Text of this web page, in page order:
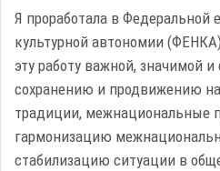
Я проработала в Федеральной
культурной автономии
эту работу важной, значимой
сохранению и продвижению
традиции, межнациональные
гармонизацию
стабилизацию ситуации в